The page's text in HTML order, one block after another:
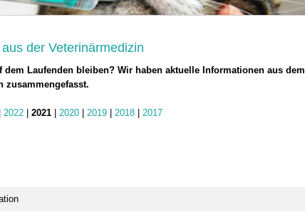
der Veterinärmedizin
Laufenden bleiben? Wir haben aktuelle Informationen aus dem
zusammengefasst.
| 2022 | 2021 | 2020 | 2019 | 2018 | 2017